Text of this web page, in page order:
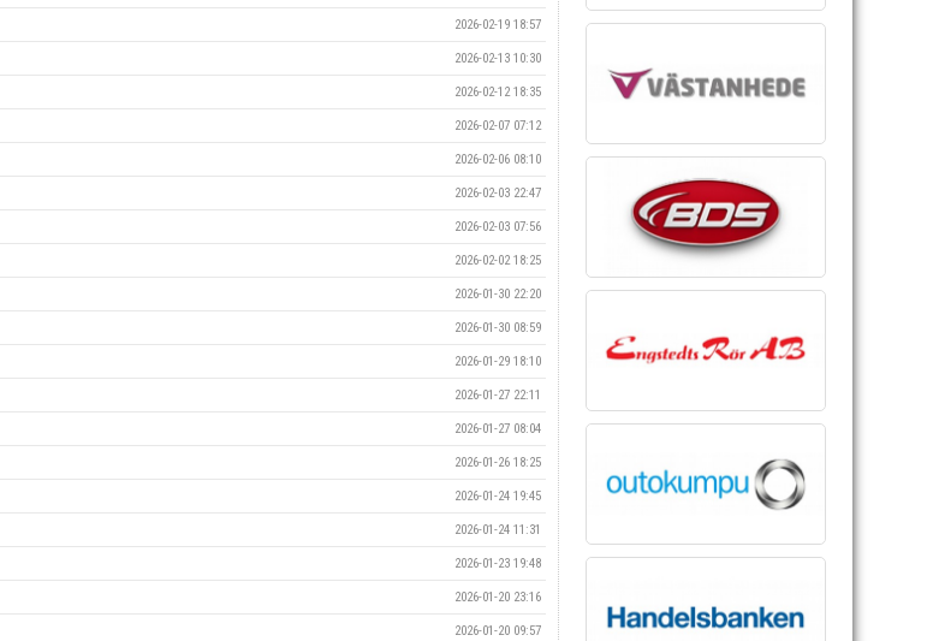
2026-02-19 18:57
2026-02-13 10:30
2026-02-12 18:35
2026-02-07 07:12
2026-02-06 08:10
2026-02-03 22:47
2026-02-03 07:56
2026-02-02 18:25
2026-01-30 22:20
2026-01-30 08:59
2026-01-29 18:10
2026-01-27 22:11
2026-01-27 08:04
2026-01-26 18:25
2026-01-24 19:45
2026-01-24 11:31
2026-01-23 19:48
2026-01-20 23:16
2026-01-20 09:57